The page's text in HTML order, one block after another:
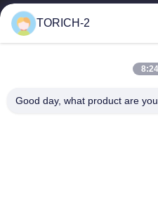
производстве, исследованиях
Быстрые Ссылки
Наша Фабрика
TORICH-2
Good day, what product are